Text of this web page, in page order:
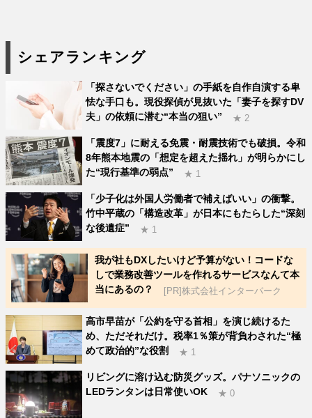
シェアランキング
「探さないでください」の手紙を自作自演する卑
怯な手口も。現役探偵が見抜いた「妻子を探すDV
夫」の依頼に潜む“本当の狙い”
★ 2
「震度7」に耐える免震・耐震技術でも破損。令和
8年熊本地震の「想定を超えた揺れ」が明らかにし
た“現行基準の弱点”
★ 1
「少子化は外国人労働者で補えばいい」の衝撃。
竹中平蔵の「構造改革」が日本にもたらした“深刻
な後遺症”
★ 1
我が社もDXしたいけど予算がない！コードな
しで業務改善ツールを作れるサービスなんて本
当にあるの？
[PR]株式会社インターパーク
高市早苗が「公約を守る首相」を演じ続けるた
め、ただそれだけ。税率1％策が背負わされた“極
めて政治的”な役割
★ 1
リビングに溶け込む防災グッズ。パナソニックの
LEDランタンは日常使いOK
★ 0